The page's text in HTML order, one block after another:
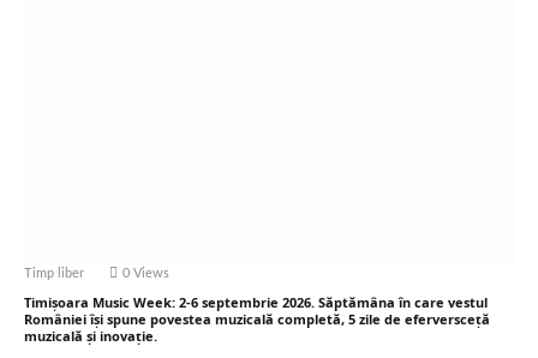
Timp liber 0 Views
Timișoara Music Week: 2-6 septembrie 2026. Săptămâna în care vestul
României își spune povestea muzicală completă, 5 zile de eferversceță
muzicală și inovație.